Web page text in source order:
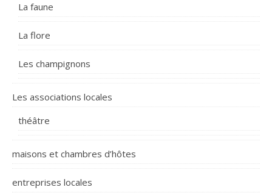
La faune
La flore
Les champignons
Les associations locales
théâtre
maisons et chambres d’hôtes
entreprises locales